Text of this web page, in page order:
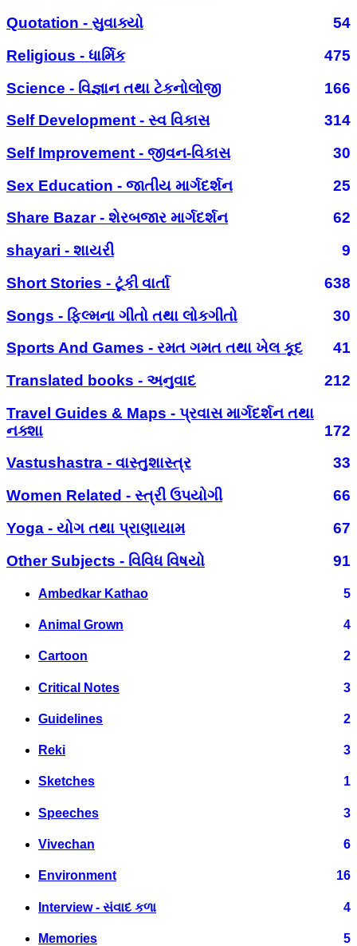
Quotation - સુવાક્યો
54
Religious - ધાર્મિક
475
Science - વિજ્ઞાન તથા ટેકનોલોજી
166
Self Development - સ્વ વિકાસ
314
Self Improvement - જીવન-વિકાસ
30
Sex Education - જાતીય માર્ગદર્શન
25
Share Bazar - શેરબજાર માર્ગદર્શન
62
shayari - શાયરી
9
Short Stories - ટૂંકી વાર્તા
638
Songs - ફિલ્મના ગીતો તથા લોકગીતો
30
Sports And Games - રમત ગમત તથા ખેલ કૂદ
41
Translated books - અનુવાદ
212
Travel Guides & Maps - પ્રવાસ માર્ગદર્શન તથા
નક્શા
172
Vastushastra - વાસ્તુશાસ્ત્ર
33
Women Related - સ્ત્રી ઉપયોગી
66
Yoga - યોગ તથા પ્રાણાયામ
67
Other Subjects - વિવિધ વિષયો
91
Ambedkar Kathao 5
Animal Grown 4
Cartoon 2
Critical Notes 3
Guidelines 2
Reki 3
Sketches 1
Speeches 3
Vivechan 6
Environment 16
Interview - સંવાદ કળા 4
Memories 5